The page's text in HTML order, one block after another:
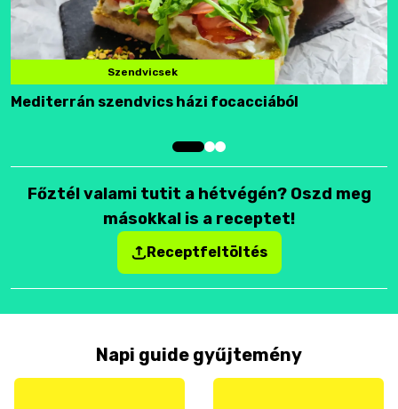
Szendvicsek
Mediterrán szendvics házi focacciából
Főztél valami tutit a hétvégén? Oszd meg
másokkal is a receptet!
Receptfeltöltés
Napi guide gyűjtemény